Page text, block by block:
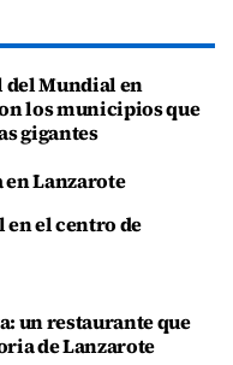
del Mundial en
los municipios que
gigantes
en Lanzarote
el centro de
un restaurante que
de Lanzarote